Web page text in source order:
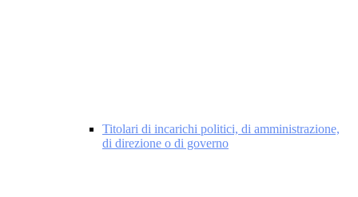
Titolari di incarichi politici, di amministrazione,
di direzione o di governo